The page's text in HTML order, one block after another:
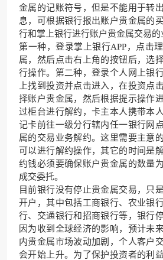
金属的记账符号，但是不能用于转
息，可根据银行报出账户贵金属的
行和掌上银行进行账户贵金属交易的
第一种，登录掌上银行APP，点击
属，然后点击右上角的按钮后，选
行操作。第二种，登录个人网上银
上找到投资并点击进入，在投资点
择账户贵金属，然后根据提示操作
过柜台进行解约，卡主本人携带本
记卡前往一级分行辖内任一银行网
属的交易业务解约。这里需要主意
可以进行解约操作，其它的时间是
约钱必须要确保账户贵金属的数量
成交委托。
目前银行没有停止贵金属交易，只
开户，其中包括工商银行、农业银
行、交通银行和招商银行等，银行
因为收到全球经济的影响，预计未
内贵金属市场波动加剧，个人客户
会开始上升。为了保护投资者的利